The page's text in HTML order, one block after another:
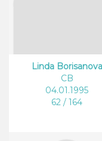
Linda Borisanova
CB
04.01.1995
62 / 164